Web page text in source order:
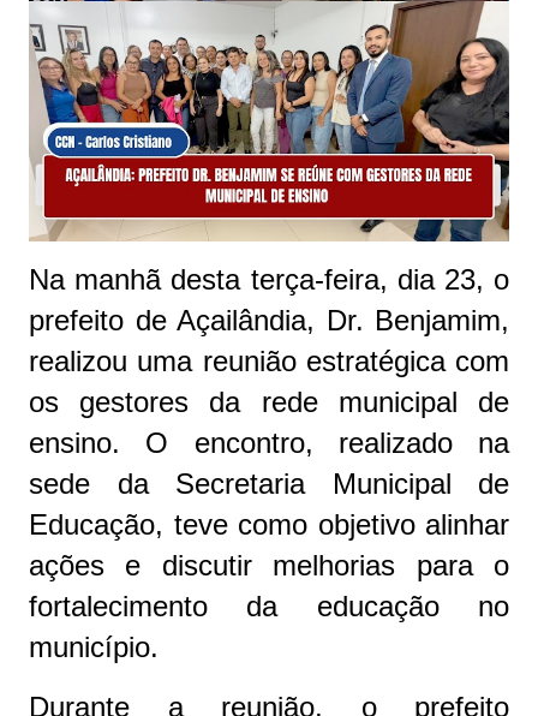
Na manhã desta terça-feira, dia 23, o
prefeito de Açailândia, Dr. Benjamim,
realizou uma reunião estratégica com
os gestores da rede municipal de
ensino. O encontro, realizado na
sede da Secretaria Municipal de
Educação, teve como objetivo alinhar
ações e discutir melhorias para o
fortalecimento da educação no
município.
Durante a reunião, o prefeito